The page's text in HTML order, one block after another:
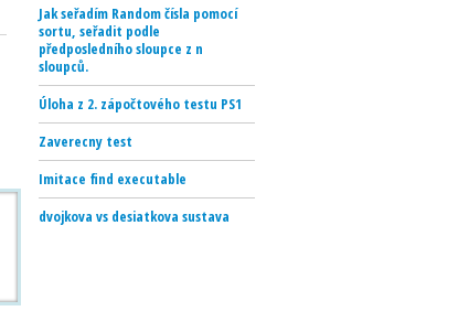
Jak seřadím Random čísla pomocí
sortu, seřadit podle
předposledního sloupce z n
sloupců.
Úloha z 2. zápočtového testu PS1
Zaverecny test
Imitace find executable
dvojkova vs desiatkova sustava